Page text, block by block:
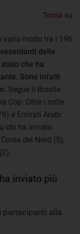
Torna su
varia molto tra i 196
delle
che ha
Sono infatti
Segue il Brasile
Cop. Oltre i mille
e Emirati Arabi
chi ha inviato
del Nord (5),
inviato più
partecipanti alla